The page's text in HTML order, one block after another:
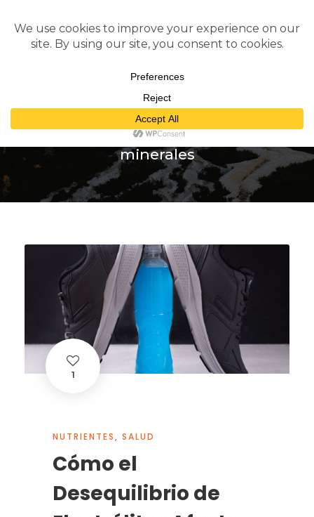
Tag
minerales
1
NUTRIENTES, SALUD
Cómo el
Desequilibrio de